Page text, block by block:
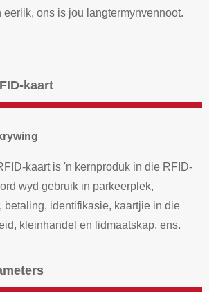
eerlik, ons is jou langtermynvennoot.
kaart
kaart is 'n kernproduk in die RFID-
wyd gebruik in parkeerplek,
betaling, identifikasie, kaartjie in die
kleinhandel en lidmaatskap, ens.